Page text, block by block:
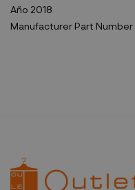
Año 2018
Manufacturer Part Number